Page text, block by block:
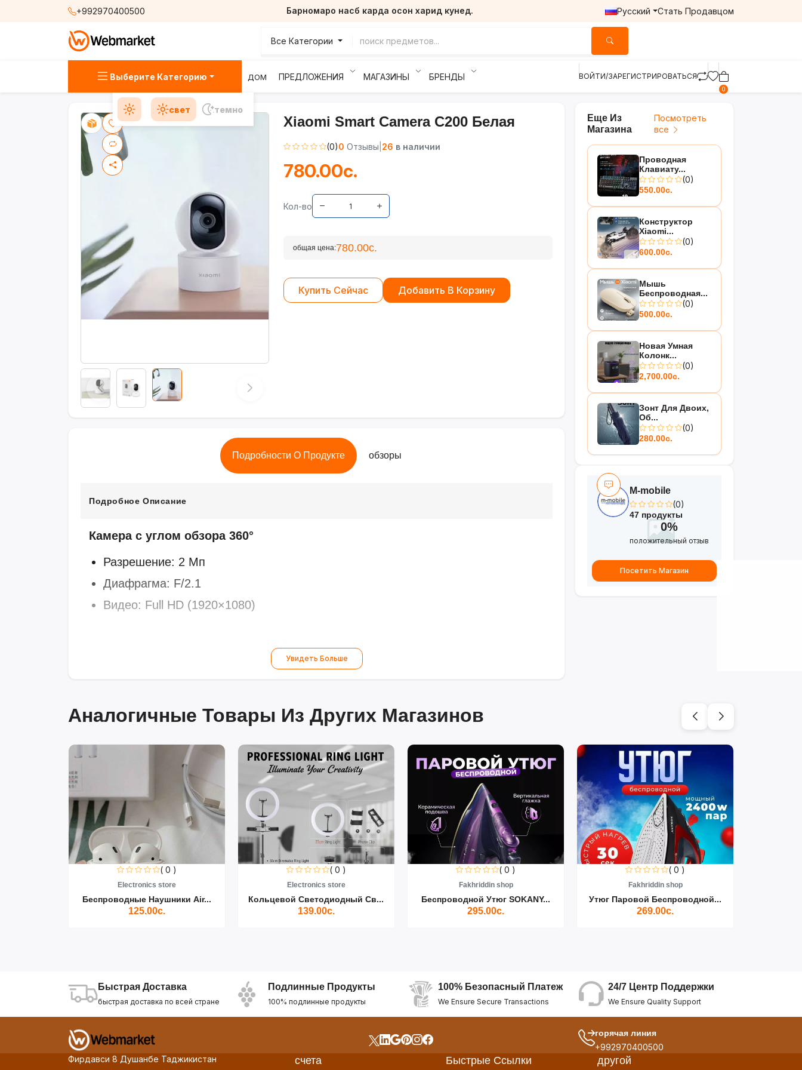
+992970400500 Барномаро насб карда осон харид кунед. Русский Стать Продавцом
Все Категории
Выберите Категорию ДОМ ПРЕДЛОЖЕНИЯ МАГАЗИНЫ БРЕНДЫ ВОЙТИ/ЗАРЕГИСТРИРОВАТЬСЯ
0
свет темно
Xiaomi Smart Camera C200 Белая
(0)0 Отзывы 26 в наличии
780.00с.
Кол-во
общая цена:780.00с.
Купить Сейчас Добавить В Корзину
Подробности О Продукте обзоры
Подробное Описание
Камера с углом обзора 360°
Разрешение: 2 Мп
Диафрагма: F/2.1
Видео: Full HD (1920×1080)
Увидеть Больше
Еще Из
Магазина
Посмотреть
все
Проводная
Клавиату...
(0)
550.00с.
Конструктор
Xiaomi...
(0)
600.00с.
Мышь
Беспроводная...
(0)
500.00с.
Новая Умная
Колонк...
(0)
2,700.00с.
Зонт Для Двоих,
Об...
(0)
280.00с.
M-mobile
(0)
47 продукты
0%
положительный отзыв
Посетить Магазин
Аналогичные Товары Из Других Магазинов
( 0 )
Electronics store
Беспроводные Наушники Air...
125.00с.
( 0 )
Electronics store
Кольцевой Светодиодный Св...
139.00с.
( 0 )
Fakhriddin shop
Беспроводной Утюг SOKANY...
295.00с.
( 0 )
Fakhriddin shop
Утюг Паровой Беспроводной...
269.00с.
Быстрая Доставка
быстрая доставка по всей стране
Подлинные Продукты
100% подлинные продукты
100% Безопасный Платеж
We Ensure Secure Transactions
24/7 Центр Поддержки
We Ensure Quality Support
горячая линия
+992970400500
Фирдавси 8 Душанбе Таджикистан
счета Быстрые Ссылки другой